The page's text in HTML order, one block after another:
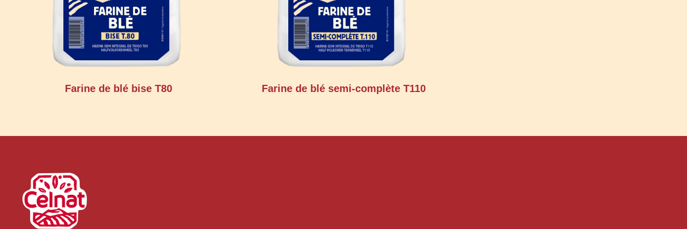
Farine de blé bise T80 Farine de blé semi-complète T110